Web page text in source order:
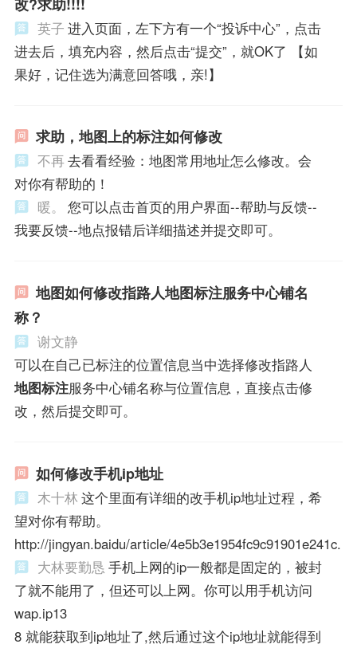
英子 进入页面，左下方有一个“投诉中心”，点击
进去后，填充内容，然后点击“提交”，就OK了 【如
果好，记住选为满意回答哦，亲!】
求助，地图上的标注如何修改
不再 去看看经验：地图常用地址怎么修改。会
对你有帮助的！
暖。
您可以点击首页的用户界面--帮助与反馈--
我要反馈--地点报错后详细描述并提交即可。
地图如何修改指路人地图标注服务中心铺名
称？
谢文静
可以在自己已标注的位置信息当中选择修改指路人
地图标注服务中心铺名称与位置信息，直接点击修
改，然后提交即可。
如何修改手机ip地址
木十林 这个里面有详细的改手机ip地址过程，希
望对你有帮助。
http://jingyan.baidu/article/4e5b3e1954fc9c91901e241c.
大林要勤恳 手机上网的ip一般都是固定的，被封
了就不能用了，但还可以上网。你可以用手机访问
wap.ip13
8 就能获取到ip地址了,然后通过这个ip地址就能得到